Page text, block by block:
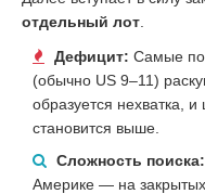
отдельный лот
Дефицит: Самые
(обычно US 9–11)
образуется нехватка,
становится выше.
Сложность поиска:
Америке — на